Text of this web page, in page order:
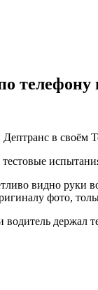
телефону
в своём
видно руки
фото,
держал